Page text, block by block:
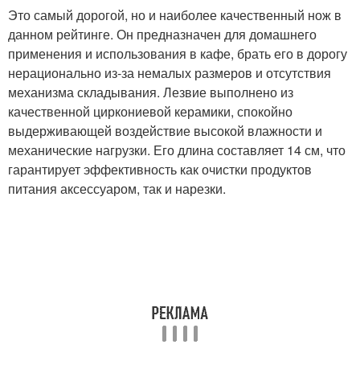
Это самый дорогой, но и наиболее качественный нож в
данном рейтинге. Он предназначен для домашнего
применения и использования в кафе, брать его в дорогу
нерационально из-за немалых размеров и отсутствия
механизма складывания. Лезвие выполнено из
качественной циркониевой керамики, спокойно
выдерживающей воздействие высокой влажности и
механические нагрузки. Его длина составляет 14 см, что
гарантирует эффективность как очистки продуктов
питания аксессуаром, так и нарезки.